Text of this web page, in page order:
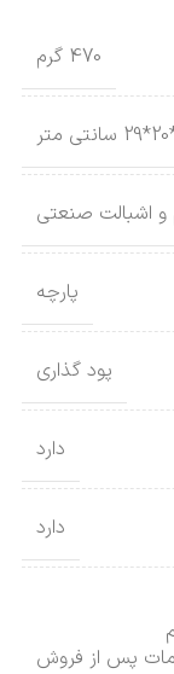
470 گرم
اشبالت صنعتی
پارچه
پود گذاری
دارد
دارد
پس از فروش